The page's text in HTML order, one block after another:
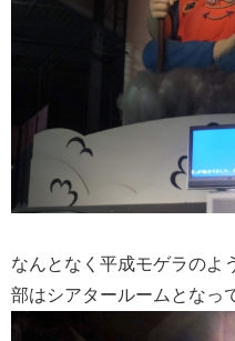
なんとなく平成モゲラのよ
部はシアタールームとなっ